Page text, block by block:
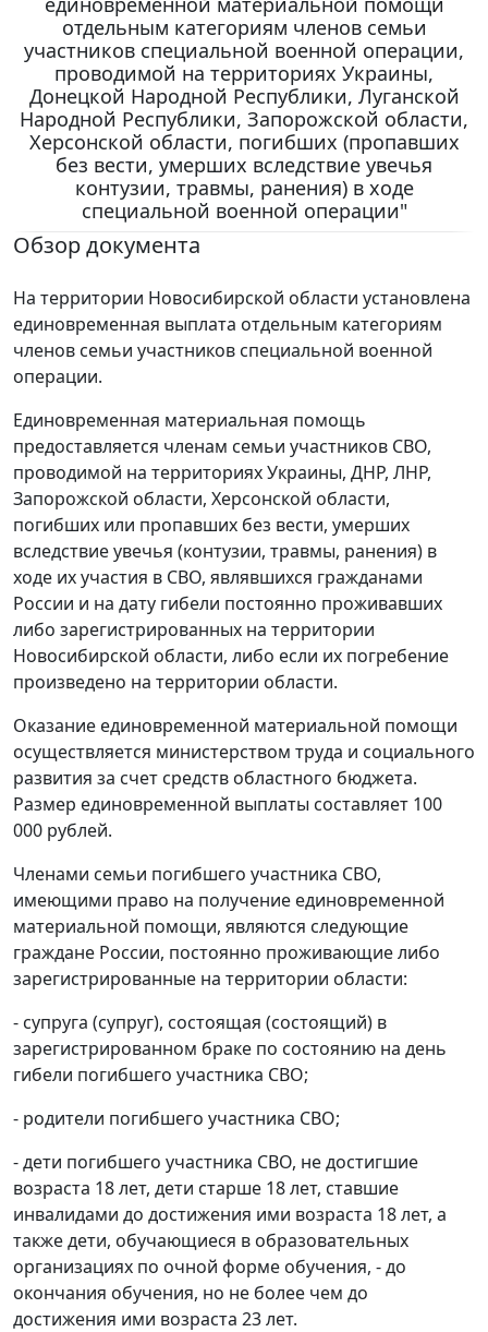
отдельным категориям членов семьи
участников специальной военной операции,
проводимой на территориях Украины,
Донецкой Народной Республики, Луганской
Народной Республики, Запорожской области,
Херсонской области, погибших (пропавших
без вести, умерших вследствие увечья
контузии, травмы, ранения) в ходе
специальной военной операции"
Обзор документа
На территории Новосибирской области установлена
единовременная выплата отдельным категориям
членов семьи участников специальной военной
операции.
Единовременная материальная помощь
предоставляется членам семьи участников СВО,
проводимой на территориях Украины, ДНР, ЛНР,
Запорожской области, Херсонской области,
погибших или пропавших без вести, умерших
вследствие увечья (контузии, травмы, ранения) в
ходе их участия в СВО, являвшихся гражданами
России и на дату гибели постоянно проживавших
либо зарегистрированных на территории
Новосибирской области, либо если их погребение
произведено на территории области.
Оказание единовременной материальной помощи
осуществляется министерством труда и социального
развития за счет средств областного бюджета.
Размер единовременной выплаты составляет 100
000 рублей.
Членами семьи погибшего участника СВО,
имеющими право на получение единовременной
материальной помощи, являются следующие
граждане России, постоянно проживающие либо
зарегистрированные на территории области:
- супруга (супруг), состоящая (состоящий) в
зарегистрированном браке по состоянию на день
гибели погибшего участника СВО;
- родители погибшего участника СВО;
- дети погибшего участника СВО, не достигшие
возраста 18 лет, дети старше 18 лет, ставшие
инвалидами до достижения ими возраста 18 лет, а
также дети, обучающиеся в образовательных
организациях по очной форме обучения, - до
окончания обучения, но не более чем до
достижения ими возраста 23 лет.